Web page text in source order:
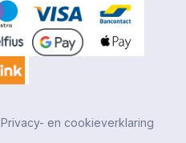
Privacy- en cookieverklaring